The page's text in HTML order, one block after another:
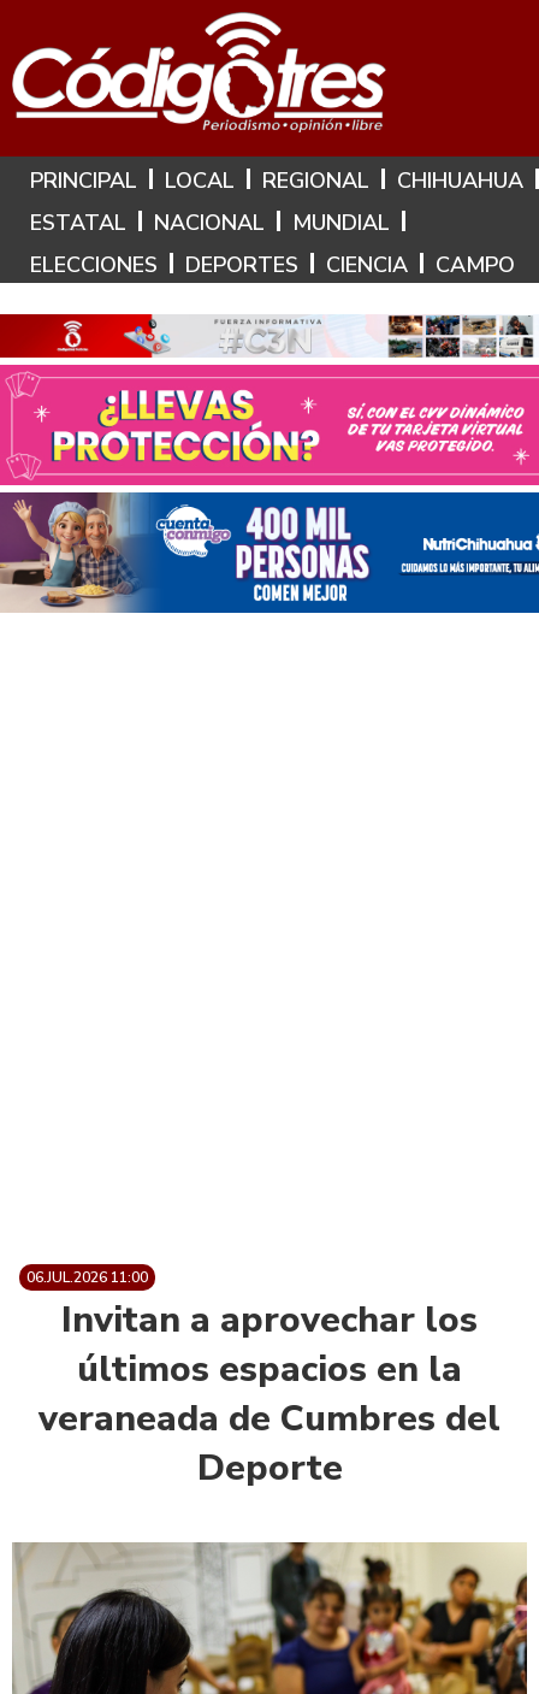
Hoy es: 7 de Agosto de 2026
PRINCIPAL LOCAL REGIONAL
CHIHUAHUA
ESTATAL
NACIONAL
MUNDIAL
ELECCIONES
DEPORTES CIENCIA CAMPO
06.JUL.2026 11:00
Invitan a aprovechar los
últimos espacios en la
veraneada de Cumbres del
Deporte